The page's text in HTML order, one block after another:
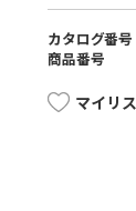
カタログ番号
商品番号
マイリ